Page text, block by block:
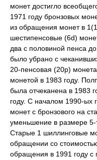
монет достигло
1971 году бронзовых
из обращения монет в
шестипенсовые (6d)
два с половиной пенса
было убрано с
20-пенсовая (20p)
монетой в 1983 году.
была отчеканена в 1983
году. С началом 1990-ых
монет с бронзового на
уменьшение в размере 5-
Старые 1 шиллинговые
обращении со
обращения в 1991 году